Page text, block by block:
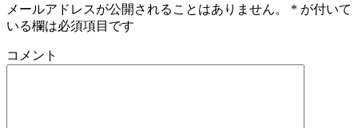
メールアドレスが公開されることはありません。 * が付いて
いる欄は必須項目です
コメント